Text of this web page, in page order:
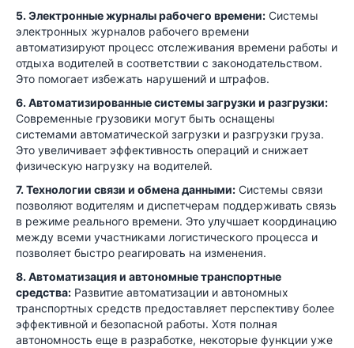
5. Электронные журналы рабочего времени: Системы
электронных журналов рабочего времени
автоматизируют процесс отслеживания времени работы и
отдыха водителей в соответствии с законодательством.
Это помогает избежать нарушений и штрафов.
6. Автоматизированные системы загрузки и разгрузки:
Современные грузовики могут быть оснащены
системами автоматической загрузки и разгрузки груза.
Это увеличивает эффективность операций и снижает
физическую нагрузку на водителей.
7. Технологии связи и обмена данными: Системы связи
позволяют водителям и диспетчерам поддерживать связь
в режиме реального времени. Это улучшает координацию
между всеми участниками логистического процесса и
позволяет быстро реагировать на изменения.
8. Автоматизация и автономные транспортные
средства: Развитие автоматизации и автономных
транспортных средств предоставляет перспективу более
эффективной и безопасной работы. Хотя полная
автономность еще в разработке, некоторые функции уже